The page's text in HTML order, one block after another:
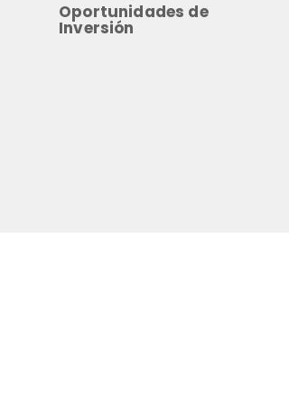
Oportunidades de
Inversión